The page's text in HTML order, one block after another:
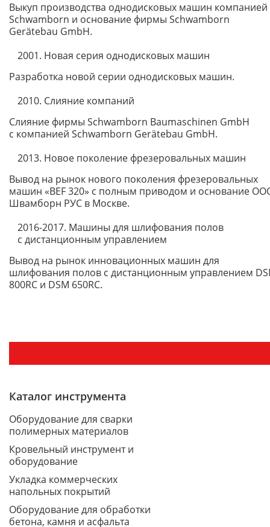
Выкуп производства однодисковых машин компанией
Schwamborn и основание фирмы Schwamborn
Gerätebau GmbH.
2001. Новая серия однодисковых машин
Разработка новой серии однодисковых машин.
2010. Слияние компаний
Слияние фирмы Schwamborn Baumaschinen GmbH
с компанией Schwamborn Gerätebau GmbH.
2013. Новое поколение фрезеровальных машин
Вывод на рынок нового поколения фрезеровальных
машин «BEF 320» с полным приводом и основание
Швамборн РУС в Москве.
2016-2017. Машины для шлифования полов
с дистанционным управлением
Вывод на рынок инновационных машин для
шлифования полов с дистанционным управлением
800RC и DSM 650RC.
Каталог инструмента
Оборудование для сварки
полимерных материалов
Кровельный инструмент и
оборудование
Укладка коммерческих
напольных покрытий
Оборудование для обработки
бетона, камня и асфальта